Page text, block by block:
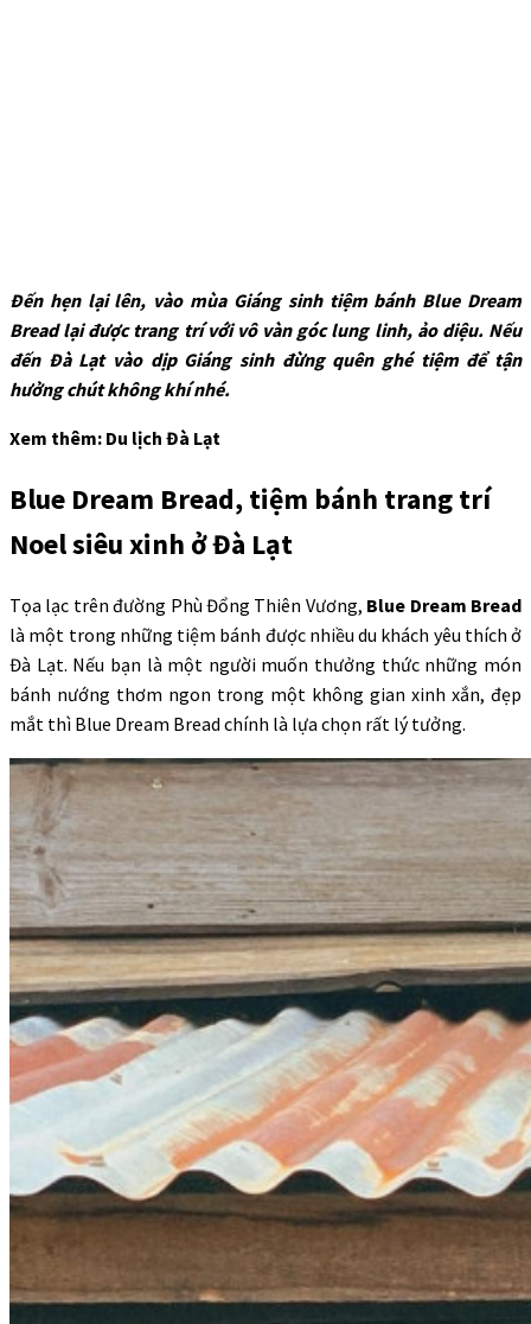
Đến hẹn lại lên, vào mùa Giáng sinh tiệm bánh Blue Dream
Bread lại được trang trí với vô vàn góc lung linh, ảo diệu. Nếu
đến Đà Lạt vào dịp Giáng sinh đừng quên ghé tiệm để tận
hưởng chút không khí nhé.
Xem thêm: Du lịch Đà Lạt
Blue Dream Bread, tiệm bánh trang trí
Noel siêu xinh ở Đà Lạt
Tọa lạc trên đường Phù Đổng Thiên Vương, Blue Dream Bread
là một trong những tiệm bánh được nhiều du khách yêu thích ở
Đà Lạt. Nếu bạn là một người muốn thưởng thức những món
bánh nướng thơm ngon trong một không gian xinh xắn, đẹp
mắt thì Blue Dream Bread chính là lựa chọn rất lý tưởng.